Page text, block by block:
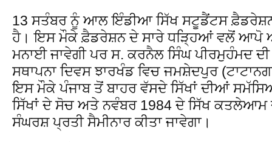
13 ਸਤੰਬਰ ਨੂੰ ਆਲ ਇੰਡੀਆ ਸਿੱਖ ਸਟੂਡੈਂਟਸ ਫ਼ੈਡਰੇਸ਼ਨ
ਹੈ। ਇਸ ਮੌਕੇ ਫ਼ੈਡਰੇਸ਼ਨ ਦੇ ਸਾਰੇ ਧੜ੍ਹਿਆਂ ਵਲੋਂ ਆਪੋ
ਮਨਾਈ ਜਾਵੇਗੀ ਪਰ ਸ. ਕਰਨੈਲ ਸਿੰਘ ਪੀਰਮੁਹੰਮਦ
ਸਥਾਪਨਾ ਦਿਵਸ ਝਾਰਖੰਡ ਵਿਚ ਜਮਸ਼ੇਦਪੁਰ
ਇਸ ਮੌਕੇ ਪੰਜਾਬ ਤੋਂ ਬਾਹਰ ਵੱਸਦੇ ਸਿੱਖਾਂ ਦੀਆਂ
ਸਿੱਖਾਂ ਦੇ ਸੋਚ ਅਤੇ ਨਵੰਬਰ 1984 ਦੇ ਸਿੱਖ
ਸੰਘਰਸ਼ ਪ੍ਰਤੀ ਸੈਮੀਨਾਰ ਕੀਤਾ ਜਾਵੇਗਾ।